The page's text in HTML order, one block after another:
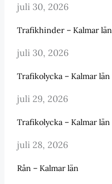
juli 30, 2026
Trafikhinder – Kalmar län
juli 30, 2026
Trafikolycka – Kalmar län
juli 29, 2026
Trafikolycka – Kalmar län
juli 28, 2026
Rån – Kalmar län